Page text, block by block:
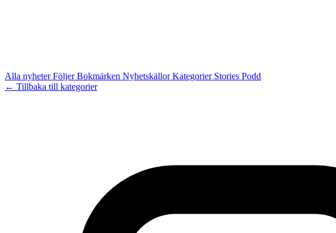
Alla nyheterFöljerBokmärken NyhetskällorKategorier Stories Podd
← Tillbaka till kategorier